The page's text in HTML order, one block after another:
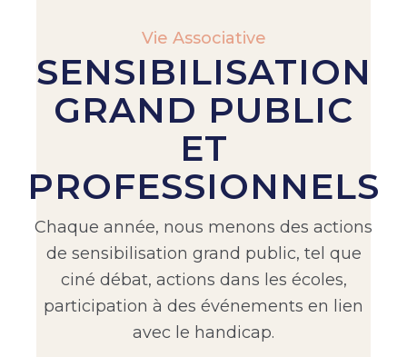
Vie Associative
SENSIBILISATION
GRAND PUBLIC
ET
PROFESSIONNELS
Chaque année, nous menons des actions
de sensibilisation grand public, tel que
ciné débat, actions dans les écoles,
participation à des événements en lien
avec le handicap.